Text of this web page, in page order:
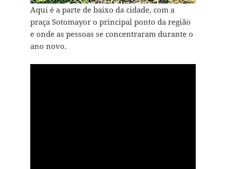
Aqui é a parte de baixo da cidade, com a
praça Sotomayor o principal ponto da região
e onde as pessoas se concentraram durante o
ano novo.